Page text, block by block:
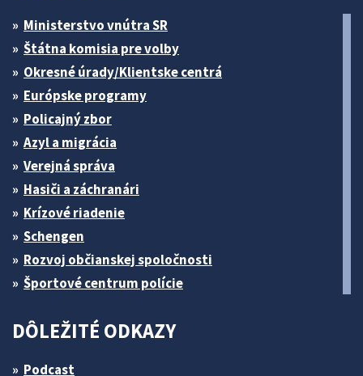
Ministerstvo vnútra SR
Štátna komisia pre volby
Okresné úrady/Klientske centrá
Európske programy
Policajný zbor
Azyl a migrácia
Verejná správa
Hasiči a záchranári
Krízové riadenie
Schengen
Rozvoj občianskej spoločnosti
Športové centrum polície
DÔLEŽITÉ ODKAZY
Podcast